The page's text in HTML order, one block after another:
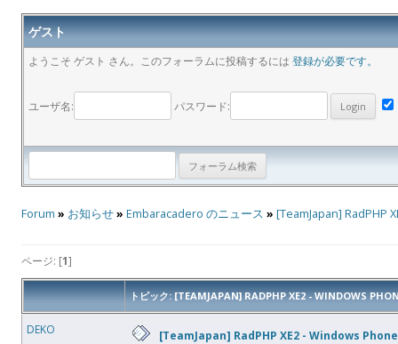
ゲスト
ようこそ ゲスト さん。このフォーラムに投稿するには 登録が必要です。
ユーザ名: パスワード:
Forum » お知らせ» Embaracadero のニュース » [TeamJapan] RadPHP
ページ: [1]
トピック: [TEAMJAPAN] RADPHP XE2 - WINDOWS
DEKO
[TeamJapan] RadPHP XE2 - Windows